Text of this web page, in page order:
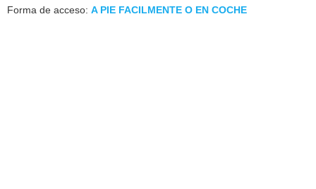
Forma de acceso: A PIE FACILMENTE O EN COCHE